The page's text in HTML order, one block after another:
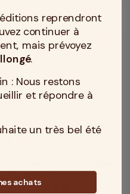
Mémoire de forme
3 zones mémoire de
forme souple
reprendront
continuer à
mais prévoyez
.
: Nous restons
et répondre à
un très bel été
achats